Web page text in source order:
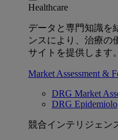
Healthcare
データと専門知識を
ンスにより、治療の
サイトを提供します。
Market Assessment &
DRG Market
DRG
競合インテリジェン